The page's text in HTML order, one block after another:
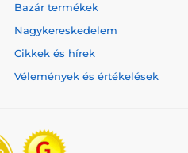
Bazár termékek
Nagykereskedelem
Cikkek és hírek
Vélemények és értékelések